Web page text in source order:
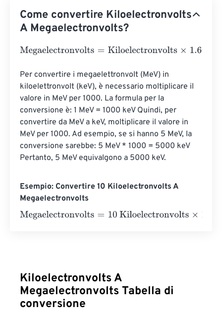
Come convertire Kiloelectronvolts
A Megaelectronvolts?
Megaelectronvolts=Kiloelectronvolts×1.602176634
Per convertire i megaelettronvolt (MeV) in
kiloelettronvolt (keV), è necessario moltiplicare il
valore in MeV per 1000. La formula per la
conversione è: 1 MeV = 1000 keV Quindi, per
convertire da MeV a keV, moltiplicare il valore in
MeV per 1000. Ad esempio, se si hanno 5 MeV, la
conversione sarebbe: 5 MeV * 1000 = 5000 keV
Pertanto, 5 MeV equivalgono a 5000 keV.
Esempio: Convertire 10 Kiloelectronvolts A
Megaelectronvolts
Megaelectronvolts=10 Kiloelectronvolts×1.602176634
Kiloelectronvolts A
Megaelectronvolts Tabella di
conversione